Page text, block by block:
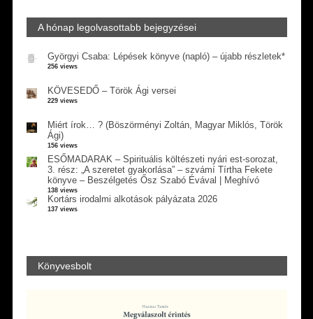
A hónap legolvasottabb bejegyzései
Györgyi Csaba: Lépések könyve (napló) – újabb részletek*
256 views
KÖVESEDŐ – Török Ági versei
229 views
Miért írok… ? (Böszörményi Zoltán, Magyar Miklós, Török
Ági)
156 views
ESŐMADARAK – Spirituális költészeti nyári est-sorozat,
3. rész: „A szeretet gyakorlása” – szvámí Tírtha Fekete
könyve – Beszélgetés Ősz Szabó Évával | Meghívó
138 views
Kortárs irodalmi alkotások pályázata 2026
137 views
Könyvesbolt